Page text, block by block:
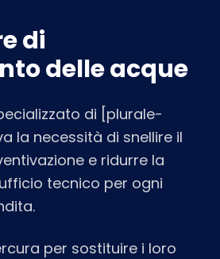
di
delle acque
di [plurale-
la necessità di snellire il
e ridurre la
tecnico per ogni
per sostituire i loro